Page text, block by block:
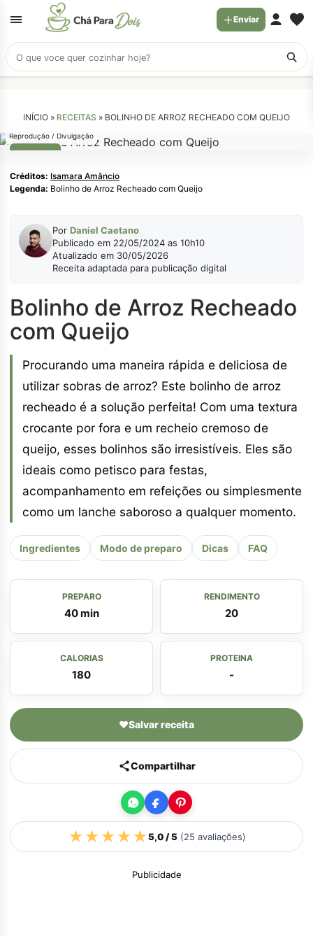
Buscar
receitas
Enviar
INÍCIO » RECEITAS » BOLINHO DE ARROZ RECHEADO COM QUEIJO
LANCHE
Reprodução / Divulgação
Créditos: Isamara Amâncio
Legenda: Bolinho de Arroz Recheado com Queijo
Por Daniel Caetano
Publicado em 22/05/2024 as 10h10
Atualizado em 30/05/2026
Receita adaptada para publicação digital
Bolinho de Arroz Recheado
com Queijo
Procurando uma maneira rápida e deliciosa de
utilizar sobras de arroz? Este bolinho de arroz
recheado é a solução perfeita! Com uma textura
crocante por fora e um recheio cremoso de
queijo, esses bolinhos são irresistíveis. Eles são
ideais como petisco para festas,
acompanhamento em refeições ou simplesmente
como um lanche saboroso a qualquer momento.
Ingredientes Modo de preparo Dicas FAQ
PREPARO
40 min
RENDIMENTO
20
CALORIAS
180
PROTEINA
-
♥Salvar receita
Compartilhar
★★★★★5,0/ 5(25 avaliações)
Publicidade